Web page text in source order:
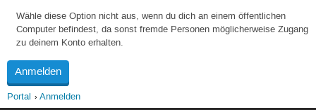
Wähle diese Option nicht aus, wenn du dich an einem öffentlichen
Computer befindest, da sonst fremde Personen möglicherweise Zugang
zu deinem Konto erhalten.
Portal Anmelden